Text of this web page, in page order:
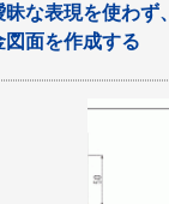
昧な表現を使わず
図面を作成する